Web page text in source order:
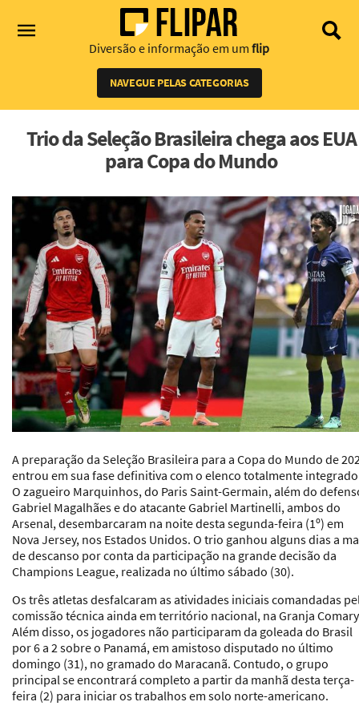
Diversão e informação em um flip
NAVEGUE PELAS CATEGORIAS
Trio da Seleção Brasileira chega aos EUA
para Copa do Mundo
A preparação da Seleção Brasileira para a Copa do Mundo de
entrou em sua fase definitiva com o elenco totalmente
O zagueiro Marquinhos, do Paris Saint-Germain, além do
Gabriel Magalhães e do atacante Gabriel Martinelli, ambos do
Arsenal, desembarcaram na noite desta segunda-feira (1º) em
Nova Jersey, nos Estados Unidos. O trio ganhou alguns dias a
de descanso por conta da participação na grande decisão da
Champions League, realizada no último sábado (30).
Os três atletas desfalcaram as atividades iniciais comandadas
comissão técnica ainda em território nacional, na Granja
Além disso, os jogadores não participaram da goleada do Brasil
por 6 a 2 sobre o Panamá, em amistoso disputado no último
domingo (31), no gramado do Maracanã. Contudo, o grupo
principal se encontrará completo a partir da manhã desta terça-
feira (2) para iniciar os trabalhos em solo norte-americano.